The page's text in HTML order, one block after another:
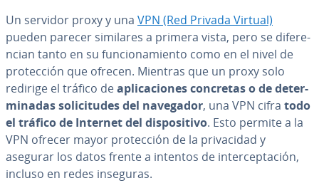
Un servidor proxy y una VPN (Red Privada Virtual)
pueden parecer similares a primera vista, pero se di­fe­re­
n­cian tanto en su fu­n­cio­na­mie­n­to como en el nivel de
pro­te­c­ción que ofrecen. Mientras que un proxy solo
redirige el tráfico deapli­ca­cio­nes concretas o de de­te­r­
mi­na­das so­li­ci­tu­des del navegador, una VPN cifra todo
el tráfico de Internet del di­s­po­si­ti­vo. Esto permite a la
VPN ofrecer mayor pro­te­c­ción de la pri­va­ci­dad y
asegurar los datos frente a intentos de in­te­r­ce­p­ta­ción,
incluso en redes inseguras.